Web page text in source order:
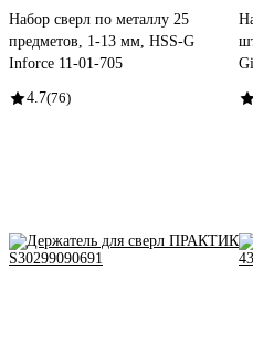
Набор сверл по металлу 25
предметов, 1-13 мм, HSS-G
Inforce 11-01-705
4.7(76)